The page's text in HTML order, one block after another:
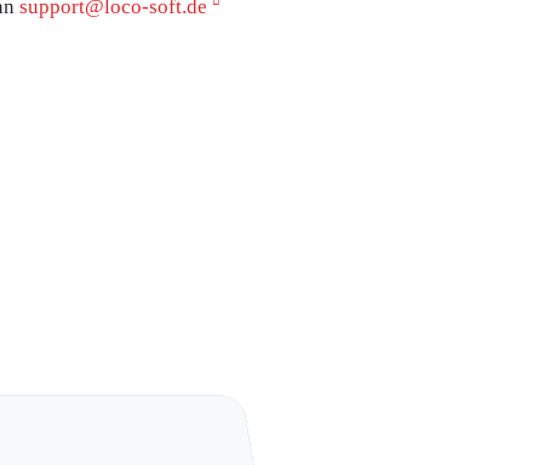
support@loco-soft.de